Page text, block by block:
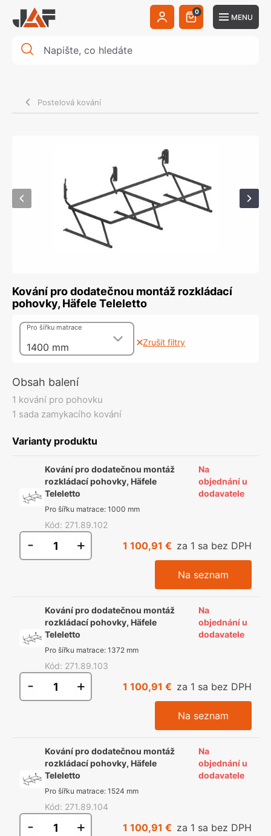
0
MENU
Postelová kování
Kování pro dodatečnou montáž rozkládací
pohovky, Häfele Teleletto
1400 mm
Pro šířku matrace
Zrušit filtry
Obsah balení
1 kování pro pohovku
1 sada zamykacího kování
Varianty produktu
Kování pro dodatečnou montáž
rozkládací pohovky, Häfele
Teleletto
Pro šířku matrace: 1000 mm
Kód: 271.89.102
Na
objednání u
dodavatele
- + 1 100,91 € za 1 sa bez DPH
Na seznam
Kování pro dodatečnou montáž
rozkládací pohovky, Häfele
Teleletto
Pro šířku matrace: 1372 mm
Kód: 271.89.103
Na
objednání u
dodavatele
- + 1 100,91 € za 1 sa bez DPH
Na seznam
Kování pro dodatečnou montáž
rozkládací pohovky, Häfele
Teleletto
Pro šířku matrace: 1524 mm
Kód: 271.89.104
Na
objednání u
dodavatele
- + 1 100,91 € za 1 sa bez DPH